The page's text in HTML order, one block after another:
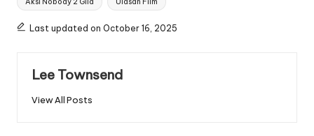
Last updated on October 16, 2025
Lee Townsend
View All Posts